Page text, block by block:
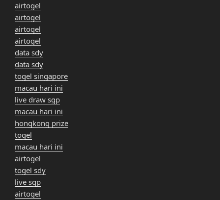
airtogel
airtogel
airtogel
airtogel
data sdy
data sdy
togel singapore
macau hari ini
live draw sgp
macau hari ini
hongkong prize
togel
macau hari ini
airtogel
togel sdy
live sgp
airtogel